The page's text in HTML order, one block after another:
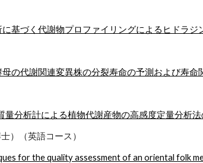
基づく代謝物プロファイリングによるヒドラジ
の代謝関連変異株の分裂寿命の予測および寿命
量分析計による植物代謝産物の高感度定量分析法
）（英語コース）
for the quality assessment of an oriental folk